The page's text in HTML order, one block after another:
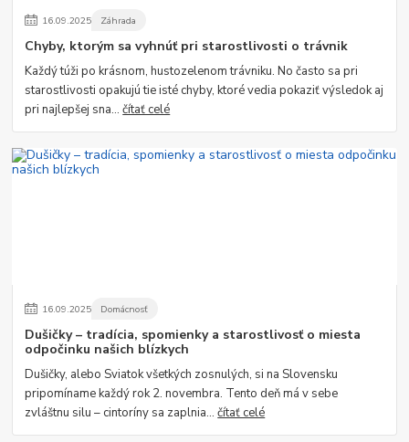
16.09.2025 Záhrada
Chyby, ktorým sa vyhnúť pri starostlivosti o trávnik
Každý túži po krásnom, hustozelenom trávniku. No často sa pri
starostlivosti opakujú tie isté chyby, ktoré vedia pokaziť výsledok aj
pri najlepšej sna...čítať celé
16.09.2025 Domácnosť
Dušičky – tradícia, spomienky a starostlivosť o miesta
odpočinku našich blízkych
Dušičky, alebo Sviatok všetkých zosnulých, si na Slovensku
pripomíname každý rok 2. novembra. Tento deň má v sebe
zvláštnu silu – cintoríny sa zaplnia...čítať celé